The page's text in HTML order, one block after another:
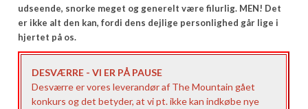
udseende, snorke meget og generelt være filurlig. MEN! Det
er ikke alt den kan, fordi dens dejlige personlighed går lige i
hjertet på os.
DESVÆRRE - VI ER PÅ PAUSE
Desværre er vores leverandør af The Mountain gået
konkurs og det betyder, at vi pt. ikke kan indkøbe nye